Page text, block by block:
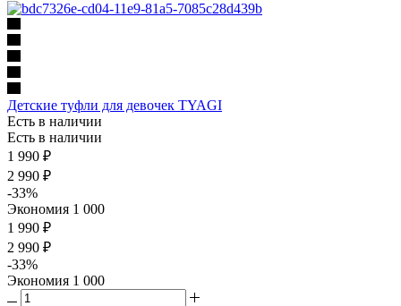
Детские туфли для девочек TYAGI
Есть в наличии
Есть в наличии
1 990 ₽
2 990 ₽
-33%
Экономия 1 000
1 990 ₽
2 990 ₽
-33%
Экономия 1 000